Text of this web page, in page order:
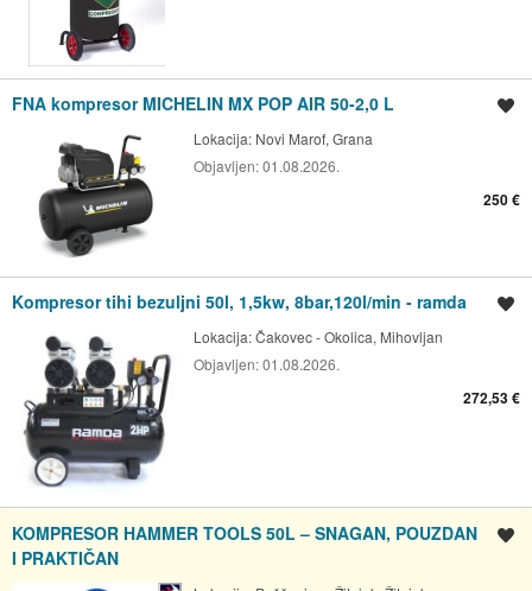
FNA kompresor MICHELIN MX POP AIR 50-2,0 L
Lokacija: Novi Marof, Grana
Objavljen:01.08.2026.
250 €
Kompresor tihi bezuljni 50l, 1,5kw, 8bar,120l/min - ramda
Lokacija:Čakovec - Okolica, Mihovljan
Objavljen:01.08.2026.
272,53 €
KOMPRESOR HAMMER TOOLS 50L – SNAGAN, POUZDAN
I PRAKTIČAN